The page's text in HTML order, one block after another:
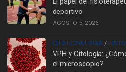
deportivo
AGOSTO 5, 2026
CITOTECNOLOGÍA /
VPH y Citología:
el microscopio?